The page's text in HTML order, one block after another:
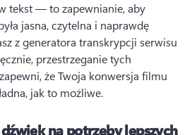
tekst — to zapewnianie, aby
jasna, czytelna i naprawdę
z generatora transkrypcji serwisu
przestrzeganie tych
że Twoja konwersja filmu
jak to możliwe.
na potrzeby lepszych